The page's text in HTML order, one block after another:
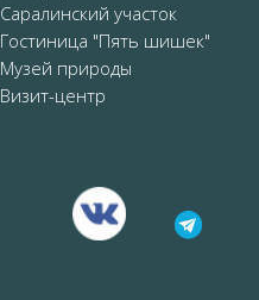
Саралинский участок
Гостиница "Пять шишек"
Музей природы
Визит-центр